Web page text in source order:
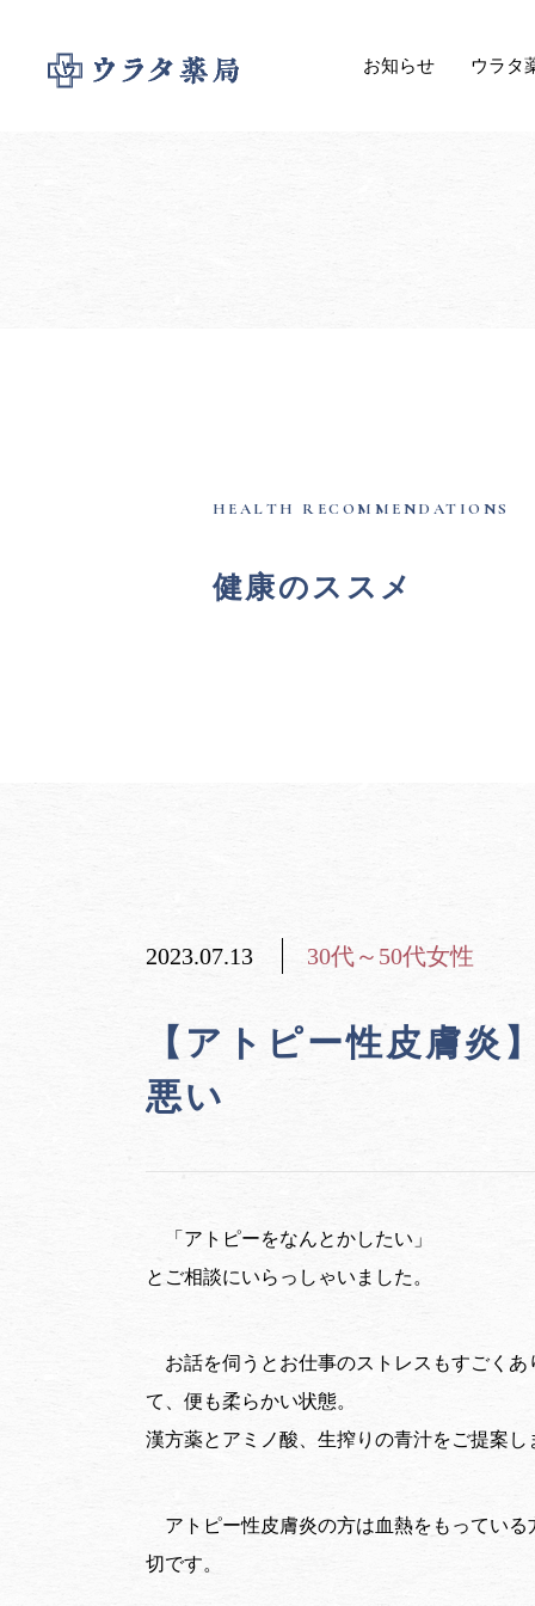
お知らせ ウラタ
健康のススメ
2023.07.13 30代～50代女性
【アトピー性皮膚炎
悪い
「アトピーをなんとかしたい」
とご相談にいらっしゃいました。
お話を伺うとお仕事のストレスもすごく
て、便も柔らかい状態。
漢方薬とアミノ酸、生搾りの青汁をご提案し
アトピー性皮膚炎の方は血熱をもってい
切です。